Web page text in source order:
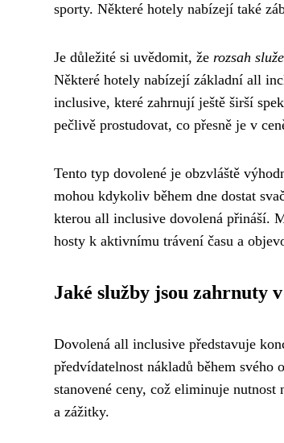
sporty. Některé hotely nabízejí také
Je důležité si uvědomit, že rozsah
Některé hotely nabízejí základní all
inclusive, které zahrnují ještě širší
pečlivě prostudovat, co přesně je v
Tento typ dovolené je obzvláště
mohou kdykoliv během dne dostat
kterou all inclusive dovolená přináší.
hosty k aktivnímu trávení času a
Jaké služby jsou zahrnuty v
Dovolená all inclusive představuje
předvídatelnost nákladů během svého
stanovené ceny, což eliminuje
a zážitky.